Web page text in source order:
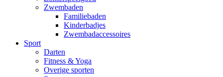
Zwembaden
Familiebaden
Kinderbadjes
Zwembadaccessoires
Sport
Darten
Fitness & Yoga
Overige sporten